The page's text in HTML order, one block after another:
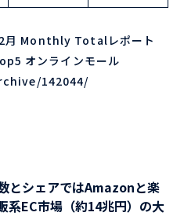
月 Monthly Totalレポート
オンラインモール
142044/
とシェアではAmazonと楽
系EC市場（約14兆円）の大